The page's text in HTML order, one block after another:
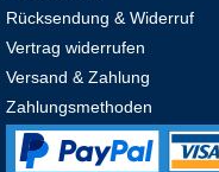
Rücksendung & Widerruf
Vertrag widerrufen
Versand & Zahlung
Zahlungsmethoden